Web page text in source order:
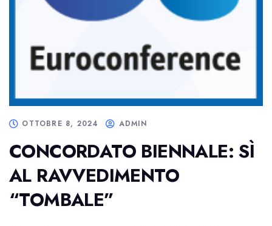
OTTOBRE 8, 2024 ADMIN
CONCORDATO BIENNALE: SÌ
AL RAVVEDIMENTO
“TOMBALE”